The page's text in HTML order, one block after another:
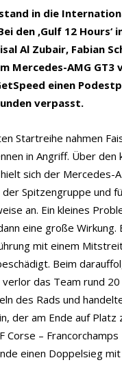
in die
den ‚Gulf 12 Hours‘
Al Zubair, Fabian
Mercedes-AMG GT3
einen
verpasst.
Startreihe nahmen
in Angriff. Über den
sich der Mercedes-
der Spitzengruppe und
an. Ein kleines
eine große Wirkung.
mit einem
Beim
das Team rund 20
des Rads und
der am Ende auf Platz
Corse –
einen Doppelsieg